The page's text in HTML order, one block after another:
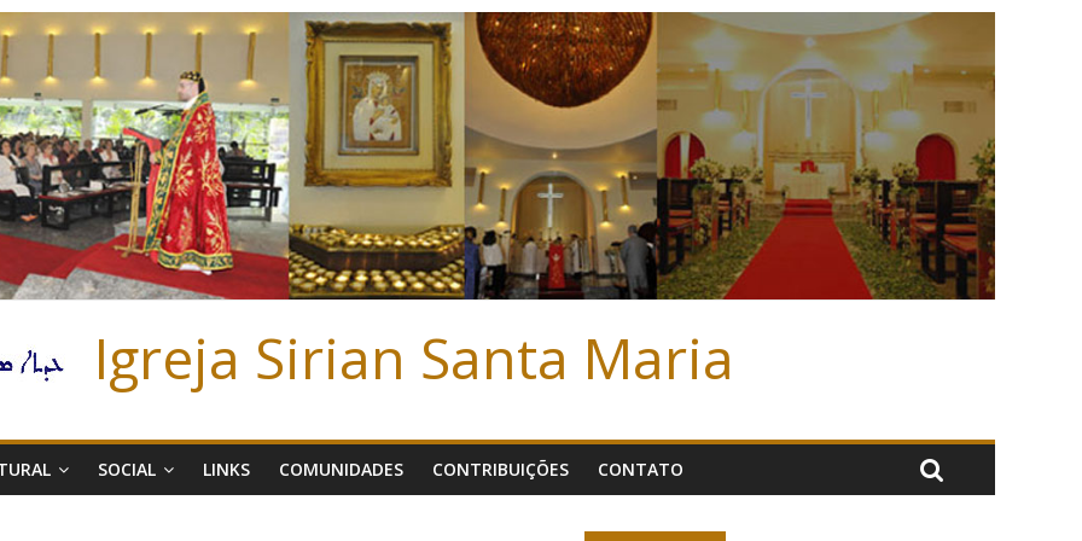
Igreja Sirian Santa Maria
SOCIAL LINKS COMUNIDADES CONTRIBUIÇÕES CONTATO